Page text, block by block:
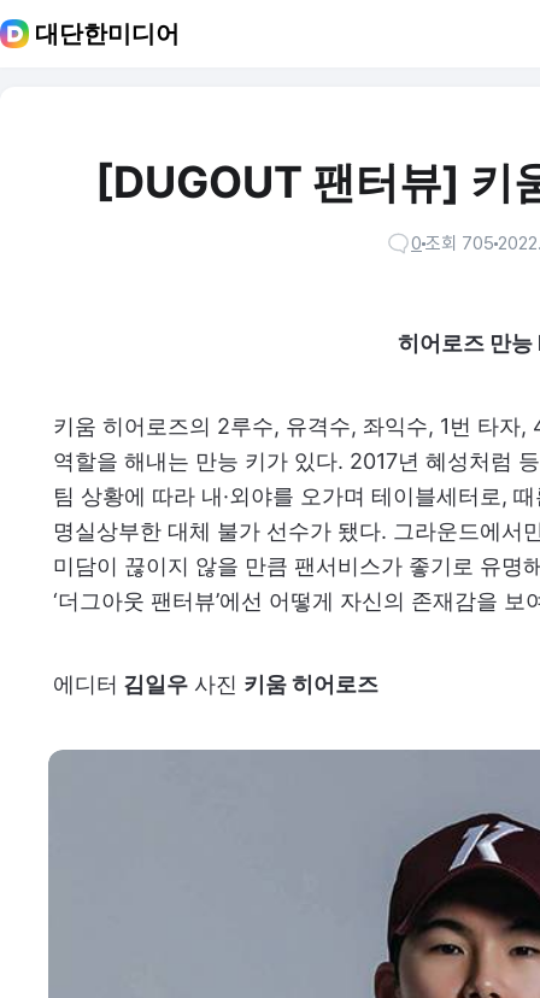
대단한미디어
[ DUGOUT 팬터뷰] 키
0 조회 705
히어로즈 만
키움 히어로즈의 2루수, 유격수, 좌익수, 1번 타자
역할을 해내는 만능 키가 있다. 2017년 혜성처럼
팀 상황에 따라 내·외야를 오가며 테이블세터로,
명실상부한 대체 불가 선수가 됐다. 그라운드에서
미담이 끊이지 않을 만큼 팬서비스가 좋기로 유명
‘더그아웃 팬터뷰’에선 어떻게 자신의 존재감을
에디터 김일우 사진 키움 히어로즈